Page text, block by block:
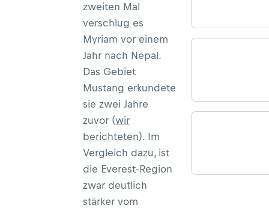
zweiten Mal
verschlug es
Myriam vor einem
Jahr nach Nepal.
Das Gebiet
Mustang erkundete
sie zwei Jahre
zuvor (wir
berichteten). Im
Vergleich dazu, ist
die Everest-Region
zwar deutlich
stärker vom